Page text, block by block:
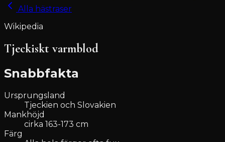
Alla hästraser
Wikipedia
Tjeckiskt varmblod
Snabbfakta
Ursprungsland
Tjeckien och Slovakien
Mankhöjd
cirka 163-173 cm
Färg